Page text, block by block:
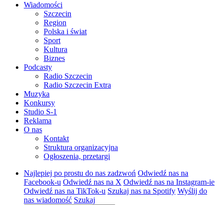
Wiadomości
Szczecin
Region
Polska i świat
Sport
Kultura
Biznes
Podcasty
Radio Szczecin
Radio Szczecin Extra
Muzyka
Konkursy
Studio S-1
Reklama
O nas
Kontakt
Struktura organizacyjna
Ogłoszenia, przetargi
Najlepiej po prostu do nas zadzwoń Odwiedź nas na
Facebook-u Odwiedź nas na X Odwiedź nas na Instagram-ie
Odwiedź nas na TikTok-u Szukaj nas na Spotify Wyślij do
nas wiadomość Szukaj